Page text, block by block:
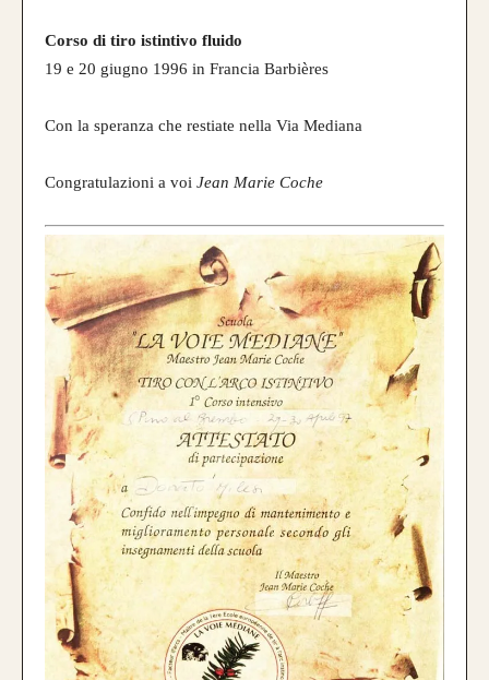
Corso di tiro istintivo fluido
19 e 20 giugno 1996 in Francia Barbières
Con la speranza che restiate nella Via Mediana
Congratulazioni a voi Jean Marie Coche